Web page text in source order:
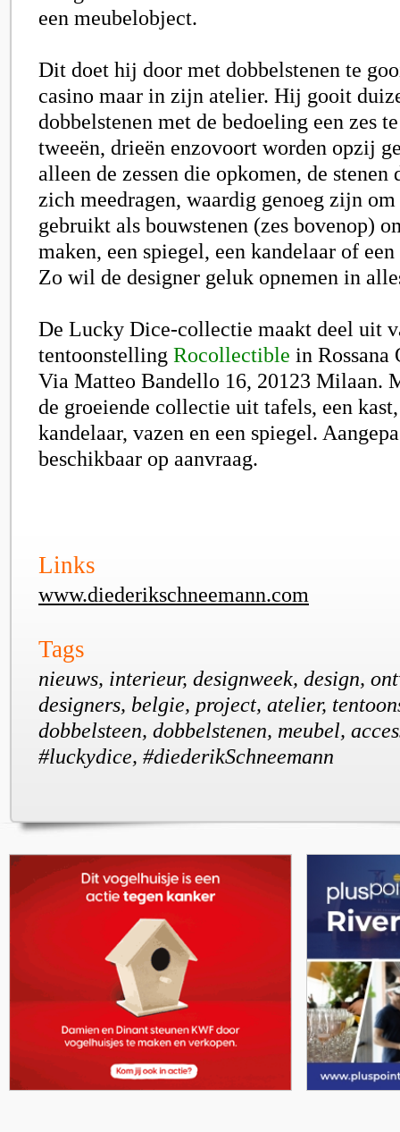
een meubelobject.
Dit doet hij door met dobbelstenen te
casino maar in zijn atelier. Hij gooit
dobbelstenen met de bedoeling een zes
tweeën, drieën enzovoort worden opzij
alleen de zessen die opkomen, de
zich meedragen, waardig genoeg zijn
gebruikt als bouwstenen (zes bovenop)
maken, een spiegel, een kandelaar of
Zo wil de designer geluk opnemen in
De Lucky Dice-collectie maakt deel uit
tentoonstelling Rocollectible in
Via Matteo Bandello 16, 20123 Milaan.
de groeiende collectie uit tafels, een
kandelaar, vazen en een spiegel.
beschikbaar op aanvraag.
Links
www.diederikschneemann.com
Tags
nieuws, interieur, designweek, design,
designers, belgie, project, atelier,
dobbelsteen, dobbelstenen, meubel,
#luckydice, #diederikSchneemann